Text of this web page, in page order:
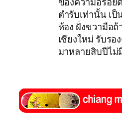
ตำรับเท่านั้น เป็
ห้อง ฝั่งขวามือถ้
เชียงใหม่ รับรอ
มาหลายสิบปีไม่